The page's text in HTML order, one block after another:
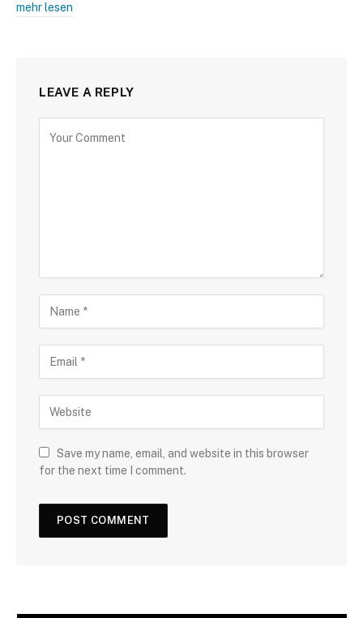
mehr lesen
LEAVE A REPLY
Save my name, email, and website in this browser
for the next time I comment.